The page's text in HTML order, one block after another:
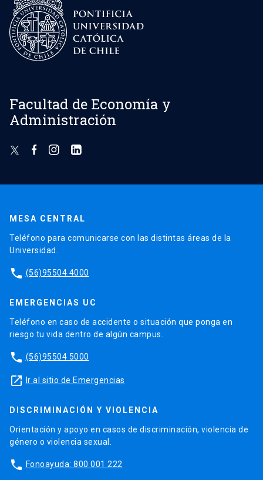
Facultad de Economía y
Administración
MESA CENTRAL
Teléfono para comunicarse con las distintas áreas de la
Universidad.
phone (56)95504 4000
EMERGENCIAS UC
Teléfono en caso de accidente o situación que ponga en
riesgo tu vida dentro de algún campus.
phone (56)95504 5000
launch Ir al sitio de Emergencias
DISCRIMINACIÓN Y VIOLENCIA
Orientación y apoyo en casos de discriminación, violencia de
género o violencia sexual.
phone Fonoayuda: 800 001 222